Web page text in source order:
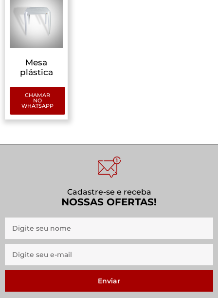
Mesa
plástica
CHAMAR
NO
WHATSAPP
Cadastre-se e receba
NOSSAS OFERTAS!
Enviar